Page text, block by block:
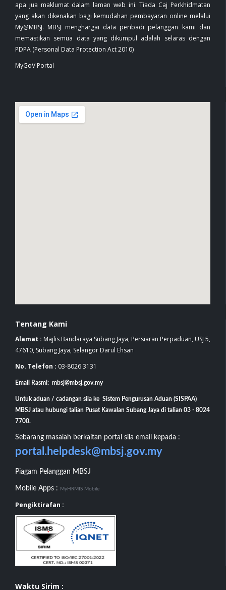
apa jua maklumat dalam laman web ini. Tiada Caj Perkhidmatan
yang akan dikenakan bagi kemudahan pembayaran online melalui
My@MBSJ. MBSJ menghargai data peribadi pelanggan kami dan
memastikan semua data yang dikumpul adalah selaras dengan
PDPA (Personal Data Protection Act 2010)
MyGoV Portal
Tentang Kami
Alamat : Majlis Bandaraya Subang Jaya, Persiaran Perpaduan, USJ 5,
47610, Subang Jaya, Selangor Darul Ehsan
No. Telefon : 03-8026 3131
Email Rasmi: mbsj@mbsj.gov.my
Untuk aduan / cadangan sila ke Sistem Pengurusan Aduan (SISPAA)
MBSJ atau hubungi talian Pusat Kawalan Subang Jaya di talian 03 - 8024
7700.
Sebarang masalah berkaitan portal sila email kepada :
portal.helpdesk@mbsj.gov.my
Piagam Pelanggan MBSJ
Mobile Apps : MyHRMIS Mobile
Pengiktirafan :
Waktu Sirim :